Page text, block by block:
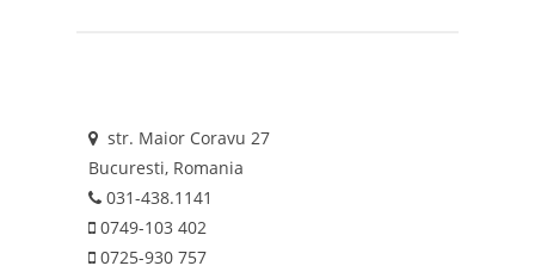
str. Maior Coravu 27
Bucuresti, Romania
031-438.1141
0749-103 402
0725-930 757